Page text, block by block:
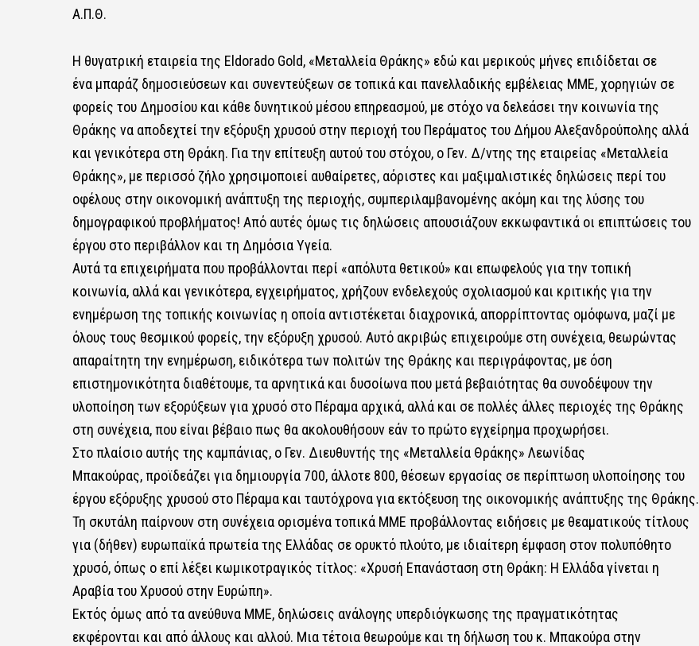
Α.Π.Θ.
Η θυγατρική εταιρεία της Eldorado Gold, «Μεταλλεία Θράκης» εδώ και μερικούς μήνες επιδίδεται σε
ένα μπαράζ δημοσιεύσεων και συνεντεύξεων σε τοπικά και πανελλαδικής εμβέλειας ΜΜΕ, χορηγιών σε
φορείς του Δημοσίου και κάθε δυνητικού μέσου επηρεασμού, με στόχο να δελεάσει την κοινωνία της
Θράκης να αποδεχτεί την εξόρυξη χρυσού στην περιοχή του Περάματος του Δήμου Αλεξανδρούπολης αλλά
και γενικότερα στη Θράκη. Για την επίτευξη αυτού του στόχου, ο Γεν. Δ/ντης της εταιρείας «Μεταλλεία
Θράκης», με περισσό ζήλο χρησιμοποιεί αυθαίρετες, αόριστες και μαξιμαλιστικές δηλώσεις περί του
οφέλους στην οικονομική ανάπτυξη της περιοχής, συμπεριλαμβανομένης ακόμη και της λύσης του
δημογραφικού προβλήματος! Από αυτές όμως τις δηλώσεις απουσιάζουν εκκωφαντικά οι επιπτώσεις του
έργου στο περιβάλλον και τη Δημόσια Υγεία.
Αυτά τα επιχειρήματα που προβάλλονται περί «απόλυτα θετικού» και επωφελούς για την τοπική
κοινωνία, αλλά και γενικότερα, εγχειρήματος, χρήζουν ενδελεχούς σχολιασμού και κριτικής για την
ενημέρωση της τοπικής κοινωνίας η οποία αντιστέκεται διαχρονικά, απορρίπτοντας ομόφωνα, μαζί με
όλους τους θεσμικού φορείς, την εξόρυξη χρυσού. Αυτό ακριβώς επιχειρούμε στη συνέχεια, θεωρώντας
απαραίτητη την ενημέρωση, ειδικότερα των πολιτών της Θράκης και περιγράφοντας, με όση
επιστημονικότητα διαθέτουμε, τα αρνητικά και δυσοίωνα που μετά βεβαιότητας θα συνοδέψουν την
υλοποίηση των εξορύξεων για χρυσό στο Πέραμα αρχικά, αλλά και σε πολλές άλλες περιοχές της Θράκης
στη συνέχεια, που είναι βέβαιο πως θα ακολουθήσουν εάν το πρώτο εγχείρημα προχωρήσει.
Στο πλαίσιο αυτής της καμπάνιας, ο Γεν. Διευθυντής της «Μεταλλεία Θράκης» Λεωνίδας
Μπακούρας, προϊδεάζει για δημιουργία 700, άλλοτε 800, θέσεων εργασίας σε περίπτωση υλοποίησης του
έργου εξόρυξης χρυσού στο Πέραμα και ταυτόχρονα για εκτόξευση της οικονομικής ανάπτυξης της Θράκης.
Τη σκυτάλη παίρνουν στη συνέχεια ορισμένα τοπικά ΜΜΕ προβάλλοντας ειδήσεις με θεαματικούς τίτλους
για (δήθεν) ευρωπαϊκά πρωτεία της Ελλάδας σε ορυκτό πλούτο, με ιδιαίτερη έμφαση στον πολυπόθητο
χρυσό, όπως ο επί λέξει κωμικοτραγικός τίτλος: «Χρυσή Επανάσταση στη Θράκη: Η Ελλάδα γίνεται η
Αραβία του Χρυσού στην Ευρώπη».
Εκτός όμως από τα ανεύθυνα ΜΜΕ, δηλώσεις ανάλογης υπερδιόγκωσης της πραγματικότητας
εκφέρονται και από άλλους και αλλού. Μια τέτοια θεωρούμε και τη δήλωση του κ. Μπακούρα στην